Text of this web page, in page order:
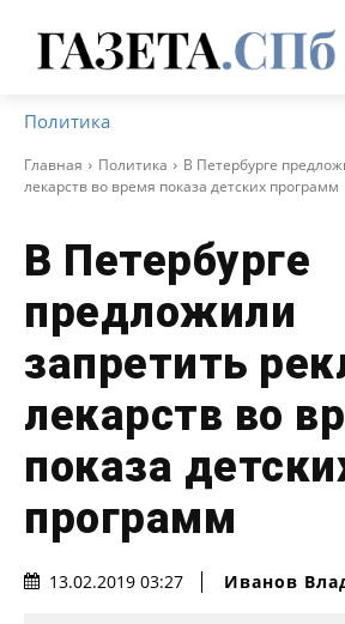
Политика
Главная Политика
В Петербурге
лекарств во время показа детских программ
В Петербурге
предложили
запретить
лекарств во
показа
программ
13.02.2019 03:27 Иванов